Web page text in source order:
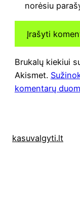
norėsiu
Brukalų kiekiui
Akismet.
komentarų
kasuvalgyti.lt